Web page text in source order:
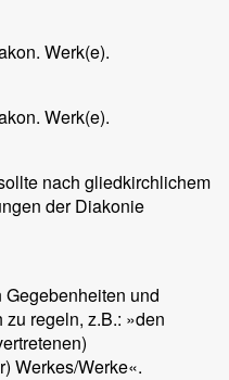
Werk(e).
Werk(e).
nach gliedkirchlichem
der Diakonie
und
regeln, z.B.: »den
Werkes/Werke«.